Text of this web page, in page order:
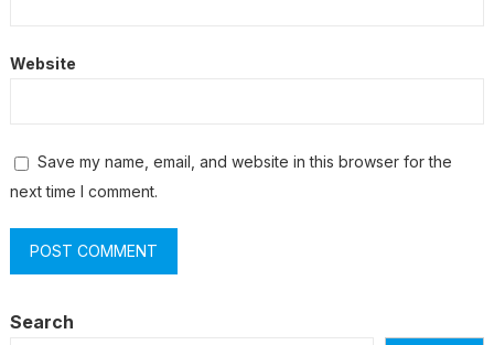
Website
Save my name, email, and website in this browser for the
next time I comment.
Search